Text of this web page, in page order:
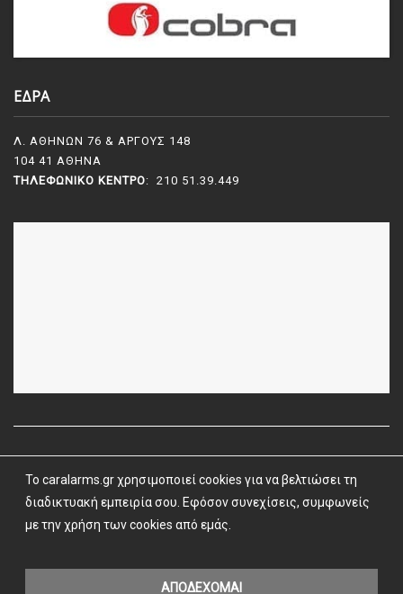
ΕΔΡΑ
Λ. ΑΘΗΝΩΝ 76 & ΑΡΓΟΥΣ 148
104 41 ΑΘΗΝΑ
ΤΗΛΕΦΩΝΙΚΌ ΚΈΝΤΡΟ: 210 51.39.449
Όροι Χρήσης|Όροι & Προϋποθέσεις| caralarms.gr ©2026 |
Powered byVrisko.gr
To caralarms.gr χρησιμοποιεί cookies για να βελτιώσει τη
διαδικτυακή εμπειρία σου. Εφόσον συνεχίσεις, συμφωνείς
με την χρήση των cookies από εμάς.
ΑΠΟΔΕΧΟΜΑΙ